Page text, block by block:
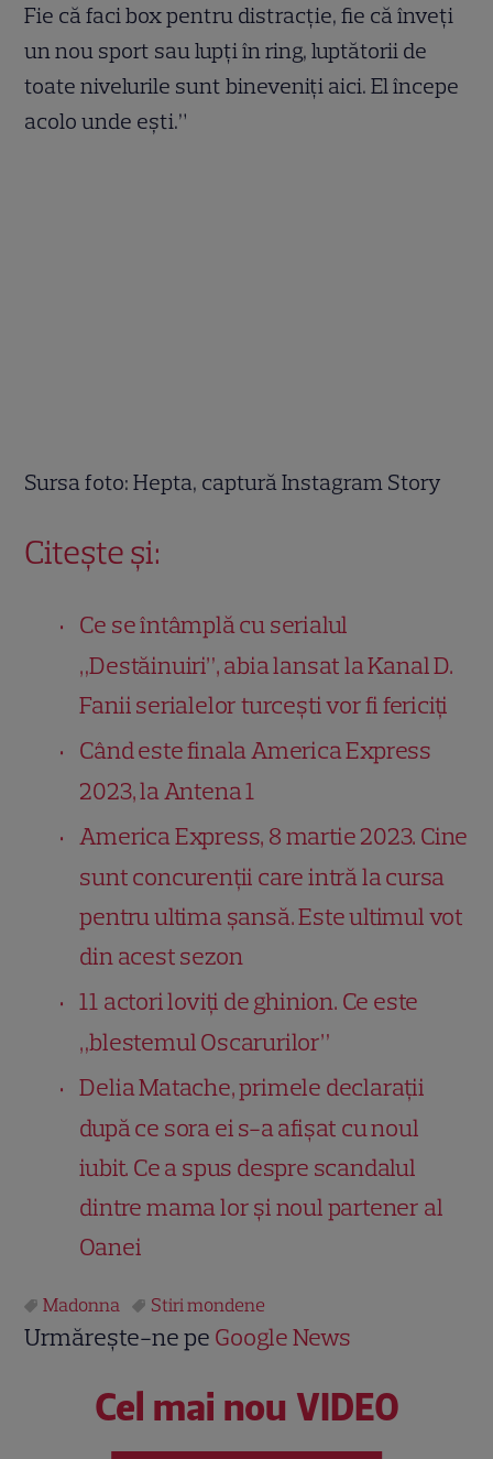
Fie că faci box pentru distracție, fie că înveți
un nou sport sau lupți în ring, luptătorii de
toate nivelurile sunt bineveniți aici. El începe
acolo unde ești.”
Sursa foto: Hepta, captură Instagram Story
Citește și:
Ce se întâmplă cu serialul
„Destăinuiri”, abia lansat la Kanal D.
Fanii serialelor turcești vor fi fericiți
Când este finala America Express
2023, la Antena 1
America Express, 8 martie 2023. Cine
sunt concurenții care intră la cursa
pentru ultima șansă. Este ultimul vot
din acest sezon
11 actori loviți de ghinion. Ce este
„blestemul Oscarurilor”
Delia Matache, primele declarații
după ce sora ei s-a afișat cu noul
iubit. Ce a spus despre scandalul
dintre mama lor și noul partener al
Oanei
Madonna Stiri mondene
Urmărește-ne pe Google News
Cel mai nou VIDEO